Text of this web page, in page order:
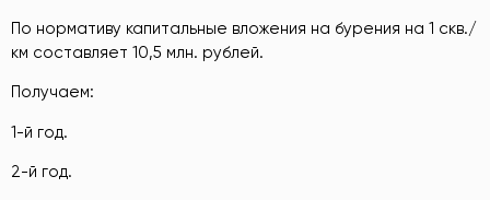
По нормативу капитальные вложения на бурения на 1 скв./
км составляет 10,5 млн. рублей.
Получаем:
1-й год.
2-й год.